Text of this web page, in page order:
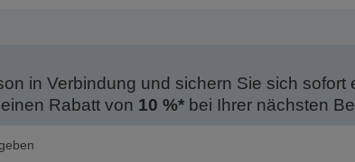
in Verbindung und sichern Sie sich sofort
Rabatt von 10 %*bei Ihrer nächsten